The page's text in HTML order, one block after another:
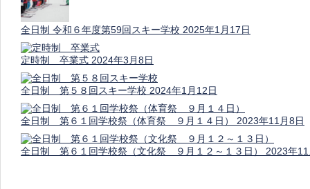
全日制 令和６年度第59回スキー学校 2025年1月17日
定時制 卒業式 2024年3月8日
全日制 第５８回スキー学校 2024年1月12日
全日制 第６１回学校祭（体育祭 ９月１４日） 2023年11月8日
全日制 第６１回学校祭（文化祭 ９月１２～１３日） 2023年